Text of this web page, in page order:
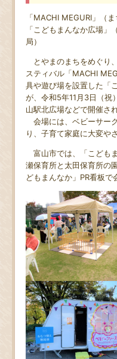
「MACHI MEGURI」（
「こどもまんなか広場」
局）
とやまのまちをめぐり
スティバル「MACHI
具や遊び場を設置した「
が、令和5年11月3日（祝
山駅北広場などで開催さ
会場には、ベビーサー
り、子育て家庭に大変や
富山市では、「こども
瀬保育所と太田保育所の
どもまんなか」PR看板で